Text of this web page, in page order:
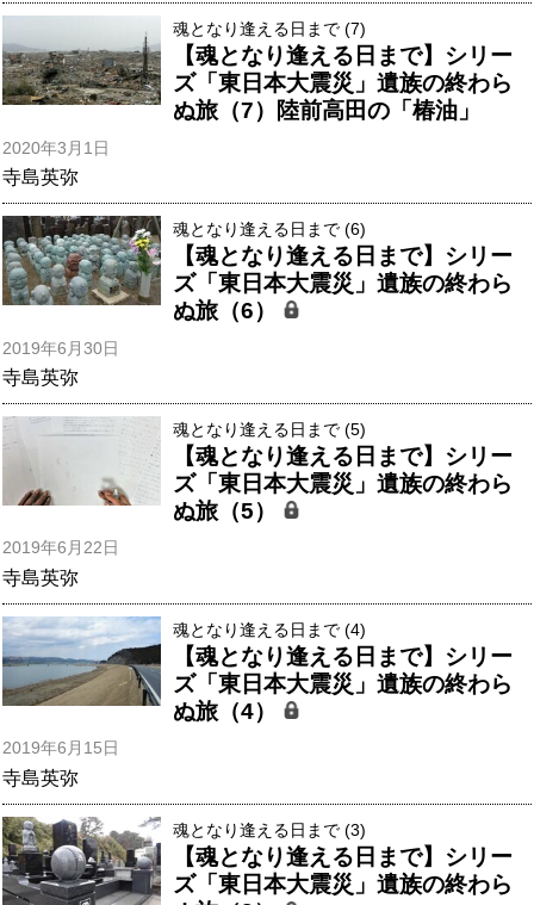
魂となり逢える日まで (7)
【魂となり逢える日まで】シリー
ズ「東日本大震災」遺族の終わら
ぬ旅（7）陸前高田の「椿油」
2020年3月1日
寺島英弥
魂となり逢える日まで (6)
【魂となり逢える日まで】シリー
ズ「東日本大震災」遺族の終わら
ぬ旅（6）
2019年6月30日
寺島英弥
魂となり逢える日まで (5)
【魂となり逢える日まで】シリー
ズ「東日本大震災」遺族の終わら
ぬ旅（5）
2019年6月22日
寺島英弥
魂となり逢える日まで (4)
【魂となり逢える日まで】シリー
ズ「東日本大震災」遺族の終わら
ぬ旅（4）
2019年6月15日
寺島英弥
魂となり逢える日まで (3)
【魂となり逢える日まで】シリー
ズ「東日本大震災」遺族の終わら